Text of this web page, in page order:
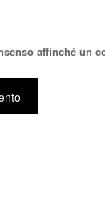
affinché un